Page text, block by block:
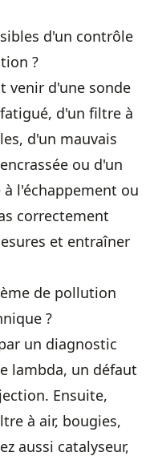
d'un contrôle
?
venir d'une sonde
d'un filtre à
d'un mauvais
ou d'un
l'échappement ou
correctement
et entraîner
de pollution
?
un diagnostic
lambda, un défaut
Ensuite,
à air, bougies,
aussi catalyseur,